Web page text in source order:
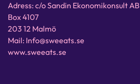
Adress: c/o Sandin Ekonomikonsult AB
Box 4107
203 12 Malmö
Mail: Info@sweeats.se
www.sweeats.se